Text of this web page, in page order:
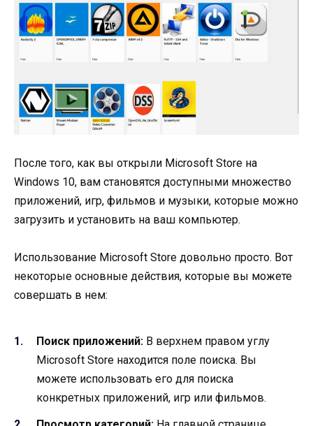
После того, как вы открыли Microsoft Store на
Windows 10, вам становятся доступными множество
приложений, игр, фильмов и музыки, которые можно
загрузить и установить на ваш компьютер.
Использование Microsoft Store довольно просто. Вот
некоторые основные действия, которые вы можете
совершать в нем:
Поиск приложений: В верхнем правом углу
Microsoft Store находится поле поиска. Вы
можете использовать его для поиска
конкретных приложений, игр или фильмов.